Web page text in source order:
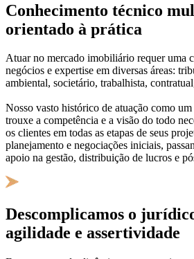
Conhecimento técnico
orientado à prática
Atuar no mercado imobiliário requer uma
negócios e expertise em diversas áreas:
ambiental, societário, trabalhista,
Nosso vasto histórico de atuação como
trouxe a competência e a visão do todo
os clientes em todas as etapas de seus
planejamento e negociações iniciais,
apoio na gestão, distribuição de lucros e
Descomplicamos o
agilidade e assertividade